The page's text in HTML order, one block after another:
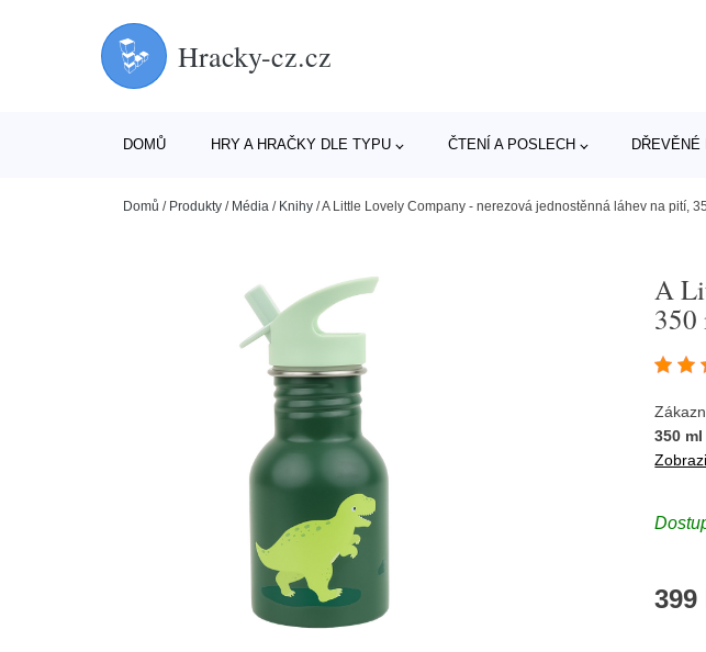
Hracky-cz.cz
DOMŮ HRY A HRAČKY DLE TYPU ČTENÍ A POSLECH DŘEVĚNÉ
Domů / Produkty / Média / Knihy /A Little Lovely Company - nerezová jednostěnná láhev na pití,
A
350
350
399